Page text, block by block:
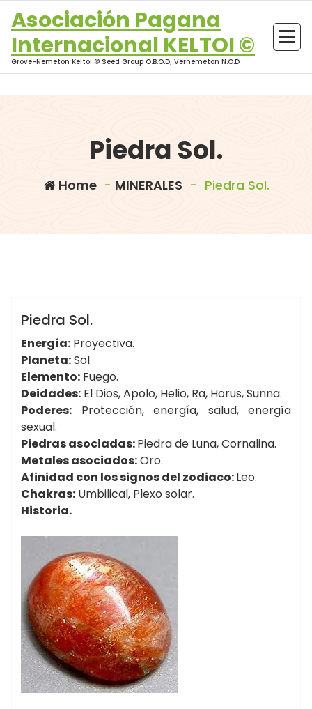
content
Asociación Pagana
Internacional KELTOI ©
Grove-Nemeton Keltoi © Seed Group O.B.O.D; Vernemeton N.O.D
Piedra Sol.
Home - MINERALES - Piedra Sol.
MINERALES
Piedra Sol.
Energía: Proyectiva.
Planeta:Sol.
Elemento: Fuego.
Deidades: El Dios, Apolo, Helio, Ra, Horus, Sunna.
Poderes: Protección, energía, salud, energía
sexual.
Piedras asociadas:Piedra de Luna, Cornalina.
Metales asociados:Oro.
Afinidad con los signos del zodiaco:Leo.
Chakras: Umbilical, Plexo solar.
Historia.